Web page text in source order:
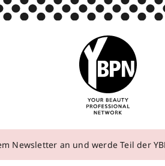
Newsletter an und werde Teil der